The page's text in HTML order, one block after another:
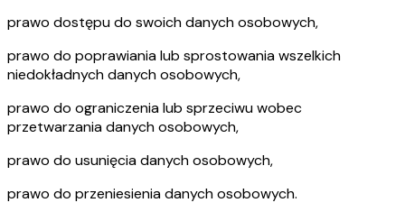
prawo dostępu do swoich danych osobowych,
prawo do poprawiania lub sprostowania wszelkich
niedokładnych danych osobowych,
prawo do ograniczenia lub sprzeciwu wobec
przetwarzania danych osobowych,
prawo do usunięcia danych osobowych,
prawo do przeniesienia danych osobowych.